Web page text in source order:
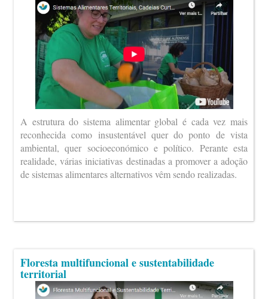
A estrutura do sistema alimentar global é cada vez mais
reconhecida como insustentável quer do ponto de vista
ambiental, quer socioeconómico e político. Perante esta
realidade, várias iniciativas destinadas a promover a adoção
de sistemas alimentares alternativos vêm sendo realizadas.
Floresta multifuncional e sustentabilidade
territorial